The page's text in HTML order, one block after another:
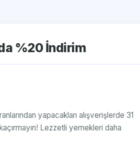
%20 İndirim
yapacakları alışverişlerde 31
Lezzetli yemekleri daha